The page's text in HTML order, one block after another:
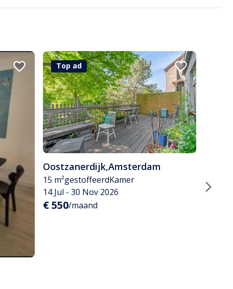
Top ad
Oostzanerdijk,Amsterdam
15 m²gestoffeerdKamer
14 Jul - 30 Nov 2026
€ 550/maand